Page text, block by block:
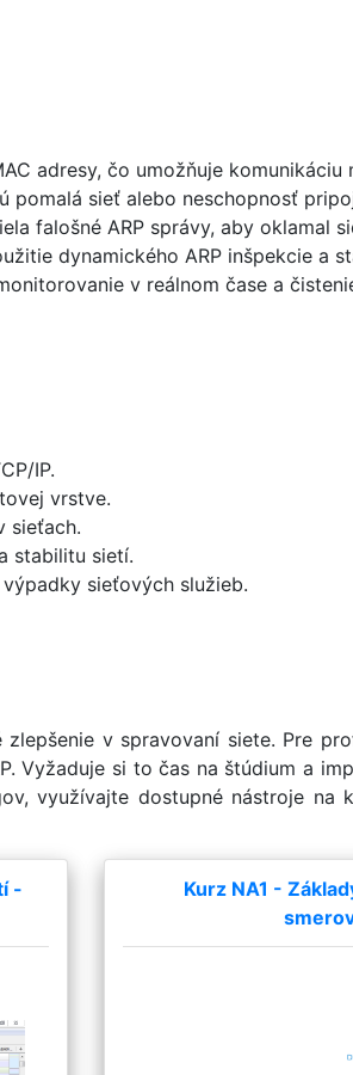
adresy, čo umožňuje
pomalá sieť alebo neschopnosť
falošné ARP správy, aby oklamal
dynamického ARP inšpekcie a
v reálnom čase a
IP.
vrstve.
sieťach.
stabilitu sietí.
sieťových služieb.
v spravovaní siete. Pre
Vyžaduje si to čas na štúdium a
využívajte dostupné nástroje na
-
Kurz NA1 -